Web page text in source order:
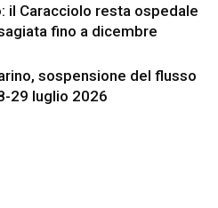
il Caracciolo resta ospedale
fino a dicembre
sospensione del flusso
29 luglio 2026